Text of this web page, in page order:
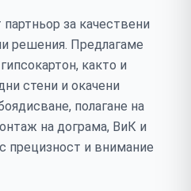
за качествени
решения. Предлагаме
както и
стени и окачени
полагане на
на дограма, ВиК и
прецизност и внимание